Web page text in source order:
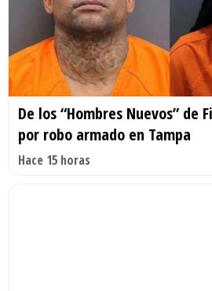
De los “Hombres Nuevos” de
por robo armado en Tampa
Hace 15 horas